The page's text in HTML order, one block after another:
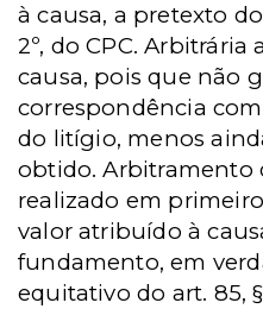
à causa, a pretexto
2º, do CPC.
causa, pois que não
correspondência
do litígio, menos
obtido. Arbitramento
realizado em
valor atribuído à
fundamento, em
equitativo do art. 85,